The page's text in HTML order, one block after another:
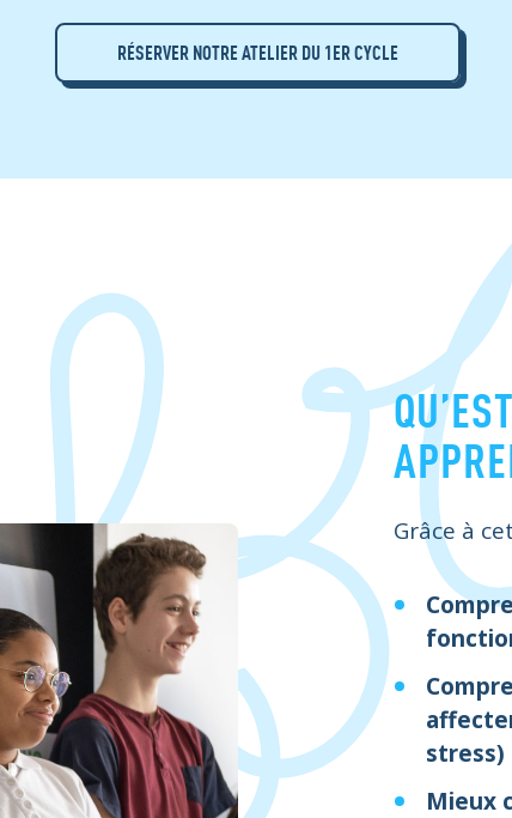
RÉSERVER NOTRE ATELIER DU 1ER CYCLE
Grâce à
stress)
Mieux